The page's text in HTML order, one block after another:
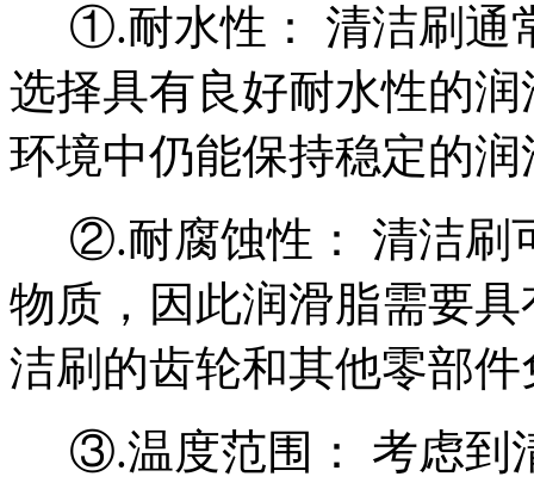
①.耐水性：
清洁刷通
选择具有良好耐水性的
环境中仍能保持稳定的
②.耐腐蚀性：
清洁刷
物质，因此润滑脂需要
洁刷的齿轮和其他零部
③.温度范围：
考虑到